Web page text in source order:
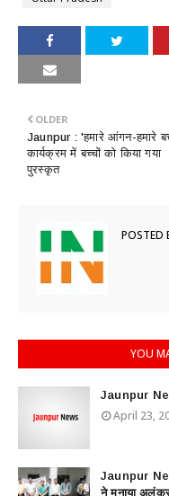
OLDER
Jaunpur : ​'हमारे आंगन-हमारे
कार्यक्रम में बच्चों को किया गया
पुरस्कृत
POSTED
YOU
Jaunpur
April 23,
Jaunpur
ने मनाया